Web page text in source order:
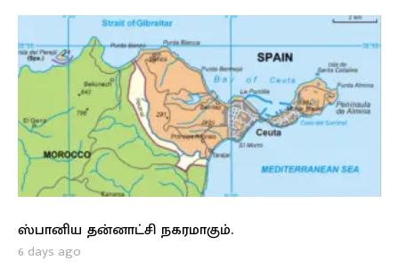
ஸ்பானிய தன்னாட்சி நகரமாகும்.
6 days ago